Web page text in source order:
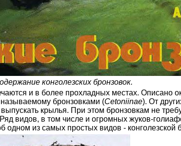
конголезских бронзовок.
и в более прохладных местах. Описано
бронзовками (Cetoniinae). От
крылья. При этом бронзовкам не
видов, в том числе и огромных жуков-
одном из самых простых видов - конголезской